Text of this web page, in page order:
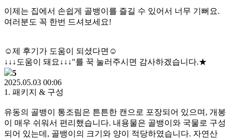
이제는 집에서 손쉽게 골뱅이를 즐길 수 있어서 너무 기뻐요.
여러분도 꼭 한번 드셔보세요!
☺제 후기가 도움이 되셨다면☺
↓↓↓도움이 돼요↓↓↓"를 꾹 눌러주시면 감사하겠습니다.★
5
2025.05.03 00:06
1. 패키지 & 구성
유동의 골뱅이 통조림은 튼튼한 캔으로 포장되어 있으며, 개봉
이 매우 쉬워서 편리했습니다. 내용물은 골뱅이와 국물로 구성
되어 있는데, 골뱅이의 크기와 양이 적당하였습니다. 자연산